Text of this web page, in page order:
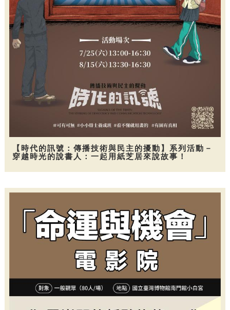
【時代的訊號：傳播技術與民主的擾動】系列活動－
穿越時光的說書人：一起用紙芝居來說故事！